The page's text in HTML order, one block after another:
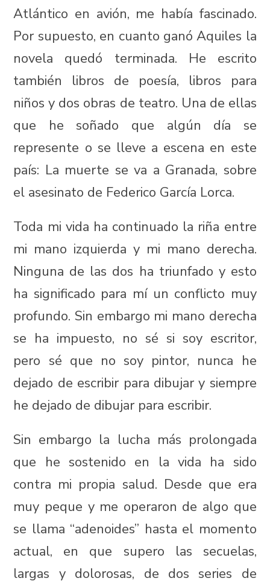
Atlántico en avión, me había fascinado.
Por supuesto, en cuanto ganó Aquiles la
novela quedó terminada. He escrito
también libros de poesía, libros para
niños y dos obras de teatro. Una de ellas
que he soñado que algún día se
represente o se lleve a escena en este
país: La muerte se va a Granada, sobre
el asesinato de Federico García Lorca.
Toda mi vida ha continuado la riña entre
mi mano izquierda y mi mano derecha.
Ninguna de las dos ha triunfado y esto
ha significado para mí un conflicto muy
profundo. Sin embargo mi mano derecha
se ha impuesto, no sé si soy escritor,
pero sé que no soy pintor, nunca he
dejado de escribir para dibujar y siempre
he dejado de dibujar para escribir.
Sin embargo la lucha más prolongada
que he sostenido en la vida ha sido
contra mi propia salud. Desde que era
muy peque y me operaron de algo que
se llama “adenoides” hasta el momento
actual, en que supero las secuelas,
largas y dolorosas, de dos series de